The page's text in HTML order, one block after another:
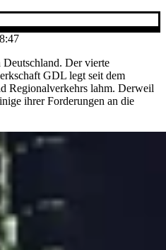
Der vierte
GDL legt seit dem
Regionalverkehrs lahm. Derweil
ihrer Forderungen an die